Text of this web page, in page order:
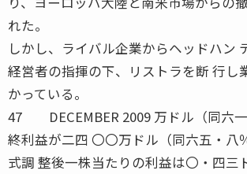
れた。
しかし、ライバル企業からヘッドハン
経営者の指揮の下、リストラを断 行し
かっている。
47 DECEMBER 2009 万ドル（同六
終利益が二四 〇〇万ドル（同六五・八
式調 整後一株当たりの利益は〇・四三